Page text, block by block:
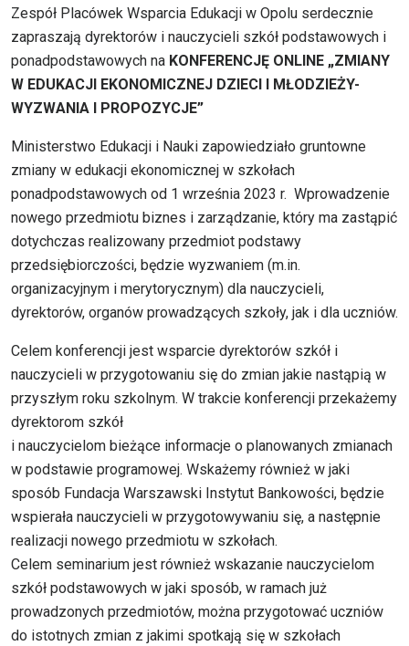
Zespół Placówek Wsparcia Edukacji w Opolu serdecznie
zapraszają dyrektorów i nauczycieli szkół podstawowych i
ponadpodstawowych na KONFERENCJĘ ONLINE „ZMIANY
W EDUKACJI EKONOMICZNEJ DZIECI I MŁODZIEŻY-
WYZWANIA I PROPOZYCJE”
Ministerstwo Edukacji i Nauki zapowiedziało gruntowne
zmiany w edukacji ekonomicznej w szkołach
ponadpodstawowych od 1 września 2023 r. Wprowadzenie
nowego przedmiotu biznes i zarządzanie, który ma zastąpić
dotychczas realizowany przedmiot podstawy
przedsiębiorczości, będzie wyzwaniem (m.in.
organizacyjnym i merytorycznym) dla nauczycieli,
dyrektorów, organów prowadzących szkoły, jak i dla uczniów.
Celem konferencji jest wsparcie dyrektorów szkół i
nauczycieli w przygotowaniu się do zmian jakie nastąpią w
przyszłym roku szkolnym. W trakcie konferencji przekażemy
dyrektorom szkół
i nauczycielom bieżące informacje o planowanych zmianach
w podstawie programowej. Wskażemy również w jaki
sposób Fundacja Warszawski Instytut Bankowości, będzie
wspierała nauczycieli w przygotowywaniu się, a następnie
realizacji nowego przedmiotu w szkołach.
Celem seminarium jest również wskazanie nauczycielom
szkół podstawowych w jaki sposób, w ramach już
prowadzonych przedmiotów, można przygotować uczniów
do istotnych zmian z jakimi spotkają się w szkołach